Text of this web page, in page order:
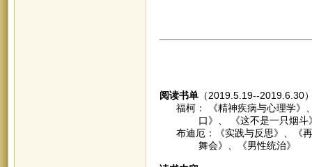
阅读书单（2019.5.19--2019.6.30
福柯： 《精神疾病与心理学》
口》、 《这不是一只烟斗》
布迪厄：《实践与反思》、《再
舞会》、《男性统治》